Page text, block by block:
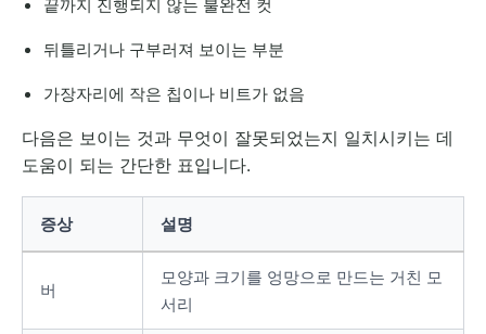
끝까지 진행되지 않는 불완전 컷
뒤틀리거나 구부러져 보이는 부분
가장자리에 작은 칩이나 비트가 없음
다음은 보이는 것과 무엇이 잘못되었는지 일치시키는 데
도움이 되는 간단한 표입니다.
증상 설명
버
모양과 크기를 엉망으로 만드는 거친 모
서리